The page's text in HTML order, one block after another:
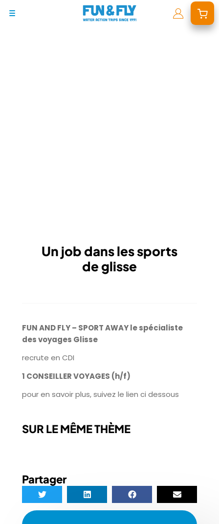
Un job dans les sports
de glisse
FUN AND FLY – SPORT AWAY le spécialiste
des voyages Glisse
recrute en CDI
1 CONSEILLER VOYAGES (h/f)
pour en savoir plus, suivez le lien ci dessous
SUR LE MÊME THÈME
Partager